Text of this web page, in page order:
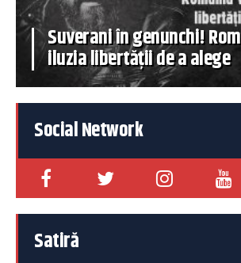
Suverani în genunchi!
iluzia libertății de a alege
Social Network
Satiră